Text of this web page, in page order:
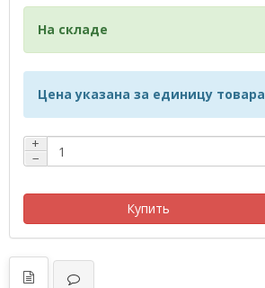
На складе
Цена указана за единицу товара
+
−
Купить